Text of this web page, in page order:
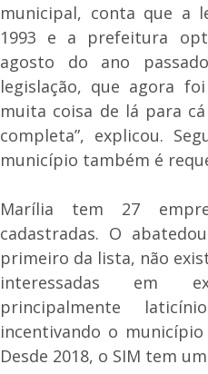
municipal, conta que a
1993 e a prefeitura
agosto do ano
legislação, que agora
muita coisa de lá para
completa”, explicou.
município também é
Marília tem 27
cadastradas. O
primeiro da lista, não
interessadas em
principalmente
incentivando o
Desde 2018, o SIM tem